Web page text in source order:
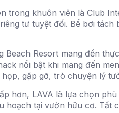
trong khuôn viên là Club
tư tuyệt đối. Bể bơi
Beach Resort mang đến
nổi bật khi mang đến
gặp gỡ, trò chuyện lý
hơn, LAVA là lựa chọn
tại vườn hữu cơ. Tất